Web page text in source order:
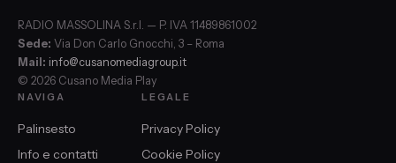
RADIO MASSOLINA S.r.l. — P. IVA 11489861002
Sede: Via Don Carlo Gnocchi, 3 – Roma
Mail: info@cusanomediagroup.it
© 2026 Cusano Media Play
NAVIGA
Palinsesto
Info e contatti
LEGALE
Privacy Policy
Cookie Policy